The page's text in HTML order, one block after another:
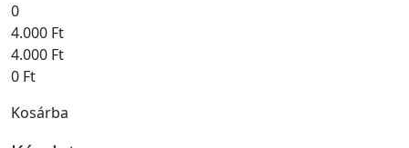
0
4.000 Ft
4.000 Ft
0 Ft
Kosárba